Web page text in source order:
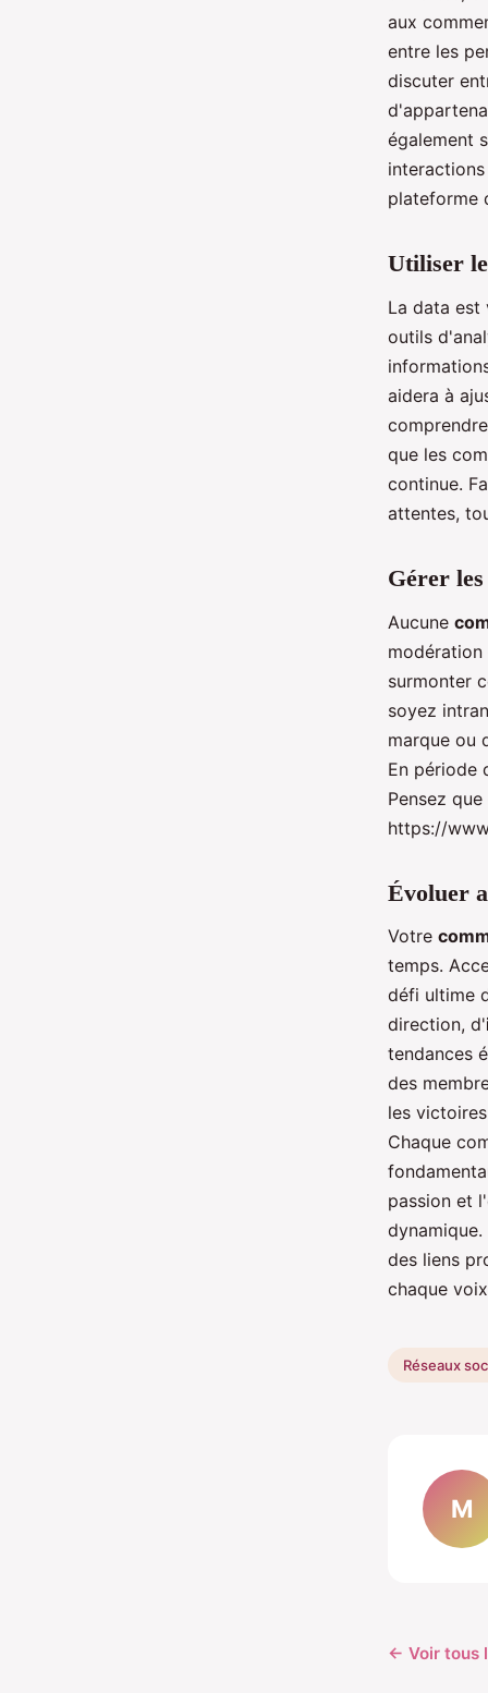
aux
entre les
discuter
également
plateforme
Utiliser
La data est
outils
aidera à
que les
continue.
attentes,
Gérer
Aucune
surmonter
soyez
marque ou
En période
Pensez
https://
Évoluer
Votre
temps.
défi ultime
direction, d'
tendances
des
les
Chaque
passion et
des liens
chaque
Réseaux
M
← Voir tous